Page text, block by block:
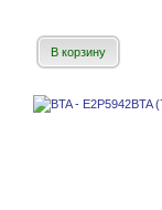
В корзину